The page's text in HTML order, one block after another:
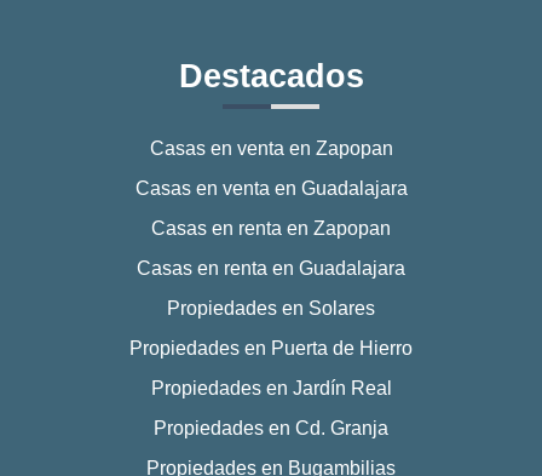
Destacados
Casas en venta en Zapopan
Casas en venta en Guadalajara
Casas en renta en Zapopan
Casas en renta en Guadalajara
Propiedades en Solares
Propiedades en Puerta de Hierro
Propiedades en Jardín Real
Propiedades en Cd. Granja
Propiedades en Bugambilias